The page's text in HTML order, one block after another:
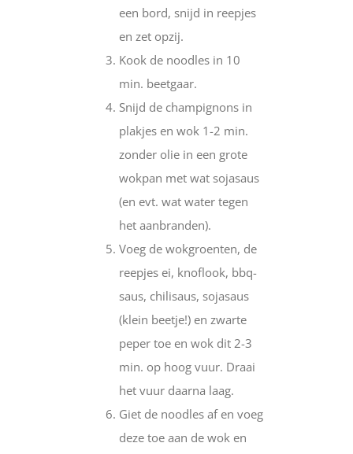
een bord, snijd in reepjes
en zet opzij.
Kook de noodles in 10
min. beetgaar.
Snijd de champignons in
plakjes en wok 1-2 min.
zonder olie in een grote
wokpan met wat sojasaus
(en evt. wat water tegen
het aanbranden).
Voeg de wokgroenten, de
reepjes ei, knoflook, bbq-
saus, chilisaus, sojasaus
(klein beetje!) en zwarte
peper toe en wok dit 2-3
min. op hoog vuur. Draai
het vuur daarna laag.
Giet de noodles af en voeg
deze toe aan de wok en